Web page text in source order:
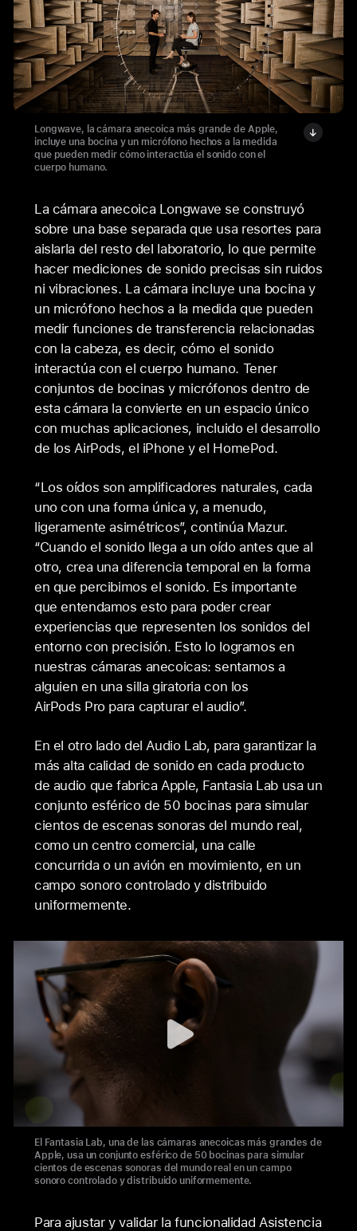
Longwave, la cámara anecoica más grande de Apple,
incluye una bocina y un micrófono hechos a la medida
que pueden medir cómo interactúa el sonido con el
cuerpo humano.
La cámara anecoica Longwave se construyó
sobre una base separada que usa resortes para
aislarla del resto del laboratorio, lo que permite
hacer mediciones de sonido precisas sin ruidos
ni vibraciones. La cámara incluye una bocina y
un micrófono hechos a la medida que pueden
medir funciones de transferencia relacionadas
con la cabeza, es decir, cómo el sonido
interactúa con el cuerpo humano. Tener
conjuntos de bocinas y micrófonos dentro de
esta cámara la convierte en un espacio único
con muchas aplicaciones, incluido el desarrollo
de los AirPods, el iPhone y el HomePod.
“Los oídos son amplificadores naturales, cada
uno con una forma única y, a menudo,
ligeramente asimétricos”, continúa Mazur.
“Cuando el sonido llega a un oído antes que al
otro, crea una diferencia temporal en la forma
en que percibimos el sonido. Es importante
que entendamos esto para poder crear
experiencias que representen los sonidos del
entorno con precisión. Esto lo logramos en
nuestras cámaras anecoicas: sentamos a
alguien en una silla giratoria con los
AirPods Pro para capturar el audio”.
En el otro lado del Audio Lab, para garantizar la
más alta calidad de sonido en cada producto
de audio que fabrica Apple, Fantasia Lab usa un
conjunto esférico de 50 bocinas para simular
cientos de escenas sonoras del mundo real,
como un centro comercial, una calle
concurrida o un avión en movimiento, en un
campo sonoro controlado y distribuido
uniformemente.
El Fantasia Lab, una de las cámaras anecoicas más grandes de
Apple, usa un conjunto esférico de 50 bocinas para simular
cientos de escenas sonoras del mundo real en un campo
sonoro controlado y distribuido uniformemente.
Para ajustar y validar la funcionalidad Asistencia